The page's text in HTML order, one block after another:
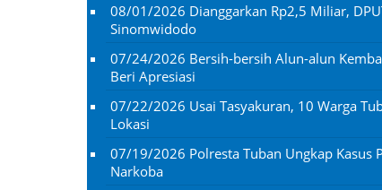
08/01/2026 Dianggarkan Rp2,5 Miliar,
Sinomwidodo
07/24/2026 Bersih-bersih Alun-alun
Beri Apresiasi
07/22/2026 Usai Tasyakuran, 10 Warga
Lokasi
07/19/2026 Polresta Tuban Ungkap Kasus
Narkoba